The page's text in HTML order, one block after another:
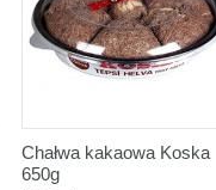
Chałwa kakaowa Koska
650g